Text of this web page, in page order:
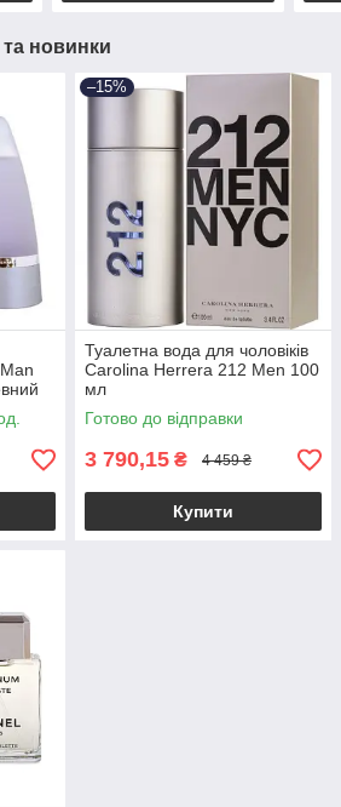
та новинки
–15%
Туалетна вода для чоловіків
Carolina Herrera 212 Men 100
мл
Готово до відправки
3 790,15 ₴ 4 459 ₴
Купити